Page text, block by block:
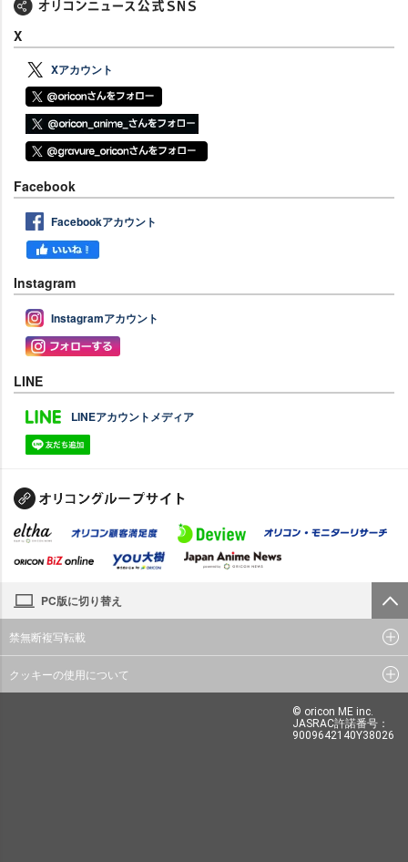
X
Xアカウント
Facebook
Facebookアカウント
Instagram
Instagramアカウント
LINE
LINEアカウントメディア
PC版に切り替え
禁無断複写転載
クッキーの使用について
© oricon ME inc.
JASRAC許諾番号：
9009642140Y38026